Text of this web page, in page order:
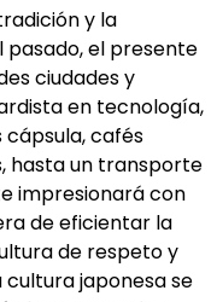
y la
pasado, el presente
ciudades y
en tecnología,
cafés
hasta un transporte
impresionará con
de eficientar la
de respeto y
cultura japonesa se